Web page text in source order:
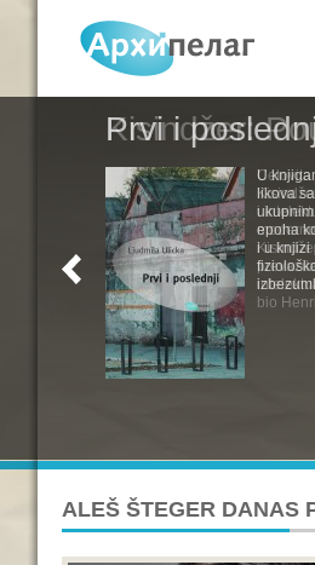
Prvi i
U
likova
epoha
i u knjizi
ALEŠ ŠTEGER DANAS